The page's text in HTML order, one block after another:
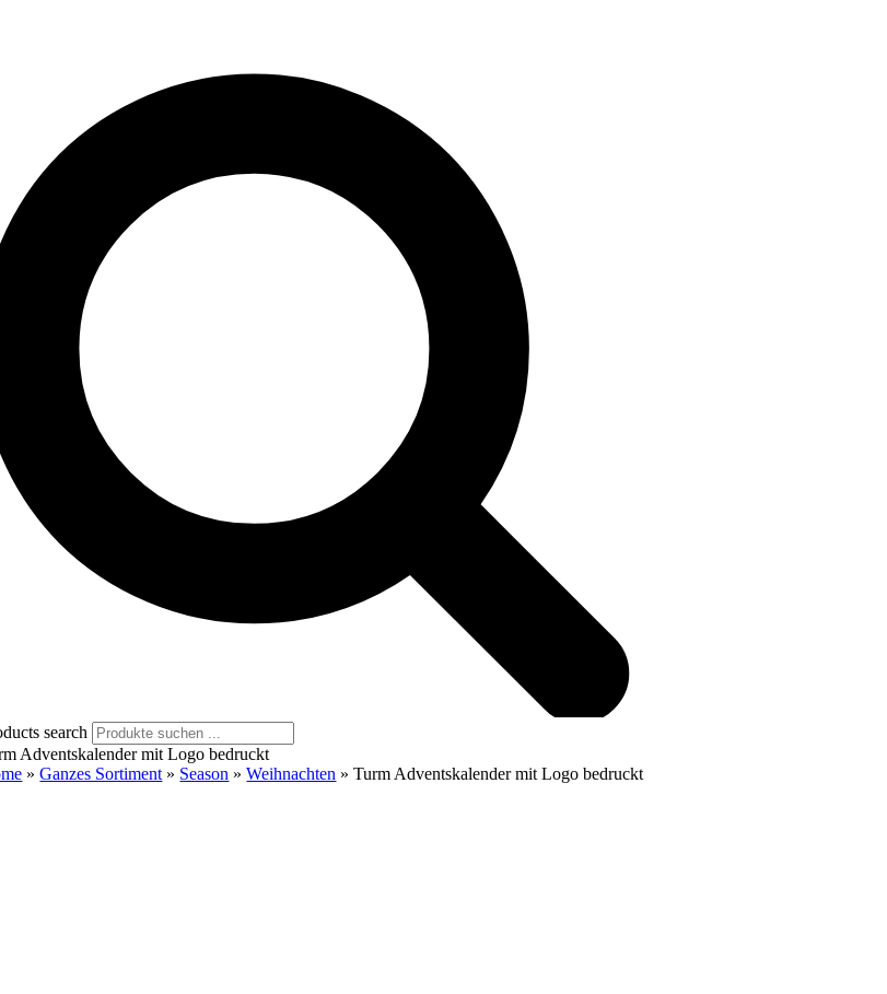
search
Adventskalender mit Logo bedruckt
»Ganzes Sortiment » Season »Weihnachten »Turm Adventskalender mit Logo bedruckt